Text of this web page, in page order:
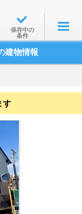
保存中の
条件
建物情報
す